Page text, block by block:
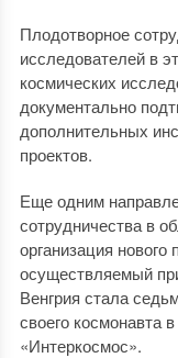
Плодотворное
исследователей в
космических
документально
дополнительных
проектов.
Еще одним
сотрудничества в
организация нового
осуществляемый
Венгрия стала
своего космонавта
«Интеркосмос».